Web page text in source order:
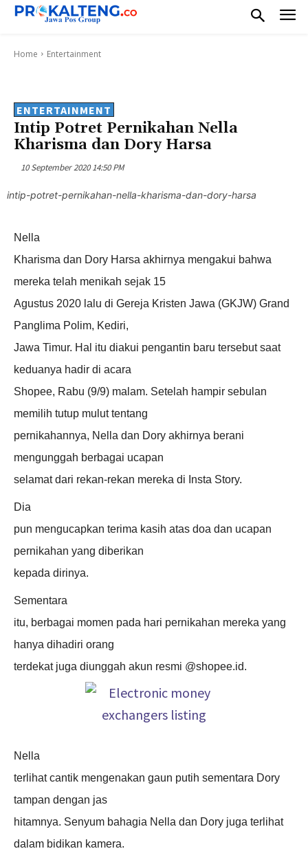
Home Entertainment
ENTERTAINMENT
Intip Potret Pernikahan Nella
Kharisma dan Dory Harsa
10 September 2020 14:50 PM
intip-potret-pernikahan-nella-kharisma-dan-dory-harsa
Nella
Kharisma dan Dory Harsa akhirnya mengakui bahwa
mereka telah menikah sejak 15
Agustus 2020 lalu di Gereja Kristen Jawa (GKJW) Grand
Panglima Polim, Kediri,
Jawa Timur. Hal itu diakui pengantin baru tersebut saat
keduanya hadir di acara
Shopee, Rabu (9/9) malam. Setelah hampir sebulan
memilih tutup mulut tentang
pernikahannya, Nella dan Dory akhirnya berani
mengunggah berbagai ucapan
selamat dari rekan-rekan mereka di Insta Story.
Dia
pun mengucapkan terima kasih atas doa dan ucapan
pernikahan yang diberikan
kepada dirinya.
Sementara
itu, berbagai momen pada hari pernikahan mereka yang
hanya dihadiri orang
terdekat juga diunggah akun resmi @shopee.id.
Nella
terlihat cantik mengenakan gaun putih sementara Dory
tampan dengan jas
hitamnya. Senyum bahagia Nella dan Dory juga terlihat
dalam bidikan kamera.